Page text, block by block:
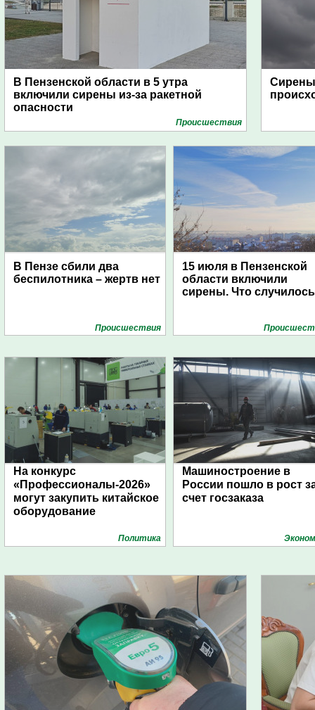
В Пензенской области в 5 утра
включили сирены из-за ракетной
опасности
Проиcшествия
Сирены
В Пензе сбили два
беспилотника – жертв нет
Проиcшествия
15 июля в Пензенской
области включили
сирены. Что
На конкурс
«Профессионалы-2026»
могут закупить китайское
оборудование
Политика
Машиностроение в
России пошло в рост
счет госзаказа